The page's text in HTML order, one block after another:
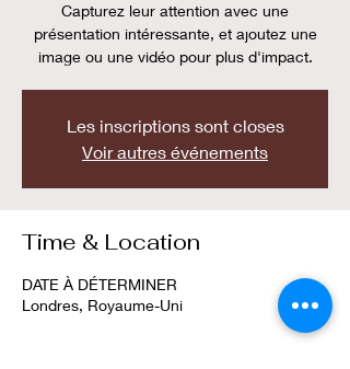
Capturez leur attention avec une
présentation intéressante, et ajoutez une
image ou une vidéo pour plus d'impact.
Les inscriptions sont closes
Voir autres événements
Time & Location
DATE À DÉTERMINER
Londres, Royaume-Uni